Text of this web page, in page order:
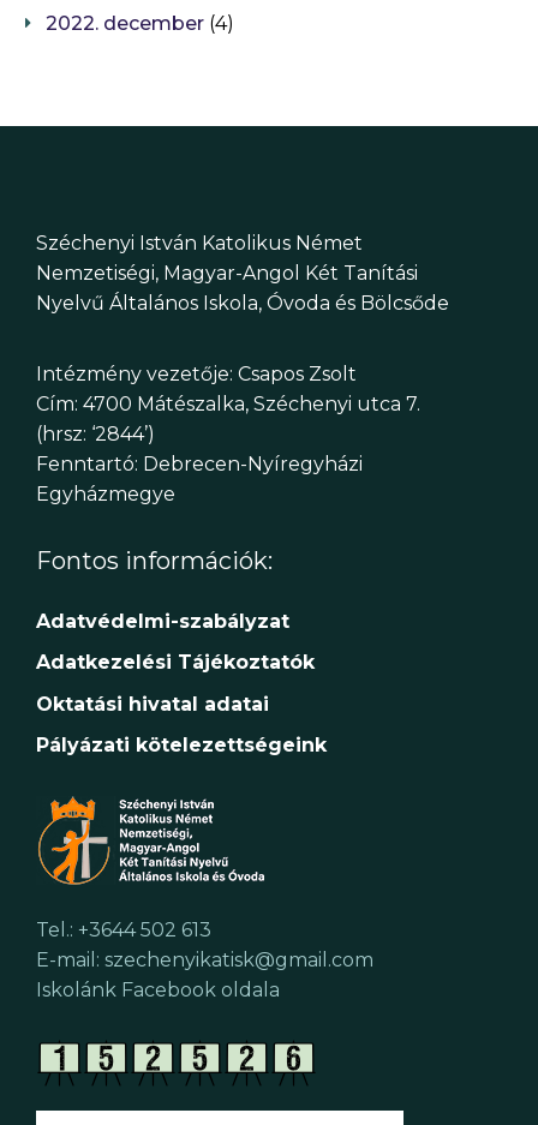
2022. december (4)
Széchenyi István Katolikus Német
Nemzetiségi, Magyar-Angol Két Tanítási
Nyelvű Általános Iskola, Óvoda és Bölcsőde
Intézmény vezetője: Csapos Zsolt
Cím: 4700 Mátészalka, Széchenyi utca 7.
(hrsz: ‘2844’)
Fenntartó: Debrecen-Nyíregyházi
Egyházmegye
Fontos információk:
Adatvédelmi-szabályzat
Adatkezelési Tájékoztatók
Oktatási hivatal adatai
Pályázati kötelezettségeink
Tel.: +3644 502 613
E-mail: szechenyikatisk@gmail.com
Iskolánk Facebook oldala